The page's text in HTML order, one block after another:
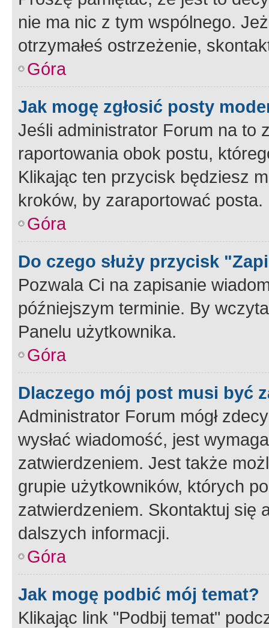
nie ma nic z tym wspólnego.
otrzymałeś ostrzeżenie,
Góra
Jak mogę zgłosić posty
Jeśli administrator Forum na to
raportowania obok postu,
Klikając ten przycisk będziesz
kroków, by zaraportować posta.
Góra
Do czego służy przycisk
Pozwala Ci na zapisanie
późniejszym terminie. By
Panelu użytkownika.
Góra
Dlaczego mój post musi być
Administrator Forum mógł
wysłać wiadomość, jest
zatwierdzeniem. Jest także
grupie użytkowników, których
zatwierdzeniem. Skontaktuj się
dalszych informacji.
Góra
Jak mogę podbić mój temat?
Klikając link "Podbij temat"